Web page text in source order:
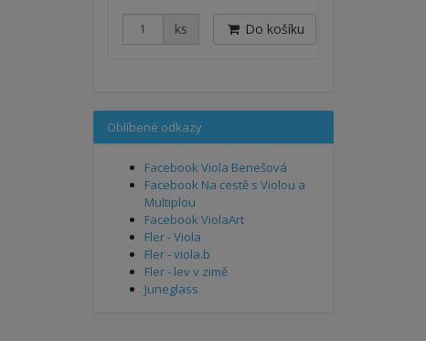
ks Do košíku
Oblíbené odkazy
Facebook Viola Benešová
Facebook Na cestě s Violou a
Multiplou
Facebook ViolaArt
Fler - Viola
Fler - viola.b
Fler - lev v zimě
Juneglass